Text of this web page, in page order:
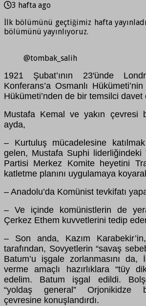
3 hafta ago
İlk bölümünü geçtiğimiz hafta
bölümünü yayınlıyoruz.
@tombak_salih
1921 Şubat’ının 23′ünde
Konferans’a Osmanlı Hükü
Hükümeti’nden de bir temsilci davet
Mustafa Kemal ve yakın çevresi
ayda,
– Kurtuluş mücadelesine katılmak
gelen, Mustafa Suphi liderliğindeki
Partisi Merkez Komite heyetini
katletme planını uygulamaya
– Anadolu’da Komünist tevkifatı
– Ve içinde komünistlerin de
Çerkez Ethem kuvvetlerini tedip
– Son anda, Kazım
tarafından, Sovyetlerin “savaş
Batum’u işgale zorlanmasını da,
verme amaç lı hazırlıklara “tüy
edelim. Batum işgal edildi.
“yoldaş general” Orjonikidze
çevresine konuşlandırdı.